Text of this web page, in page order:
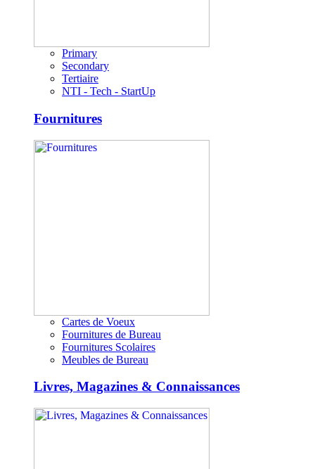
Primary
Secondary
Tertiaire
NTI - Tech - StartUp
Fournitures
Cartes de Voeux
Fournitures de Bureau
Fournitures Scolaires
Meubles de Bureau
Livres, Magazines & Connaissances